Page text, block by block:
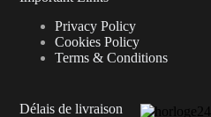
Privacy Policy
Cookies Policy
Terms & Conditions
Délais de livraison